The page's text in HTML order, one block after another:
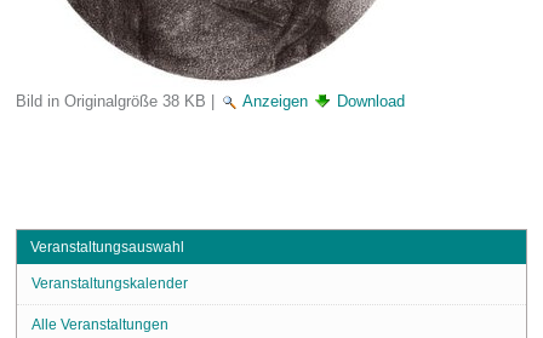
Bild in Originalgröße 38 KB | Anzeigen Download
Veranstaltungsauswahl
Veranstaltungskalender
Alle Veranstaltungen